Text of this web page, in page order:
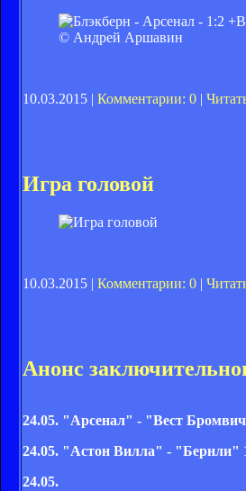
© Андрей Аршавин
10.03.2015 | Комментарии: 0 |
Игра головой
10.03.2015 | Комментарии: 0 |
Анонс
24.05. "Арсенал" - "Вест
24.05. "Астон Вилла" - "Бернли"
24.05.